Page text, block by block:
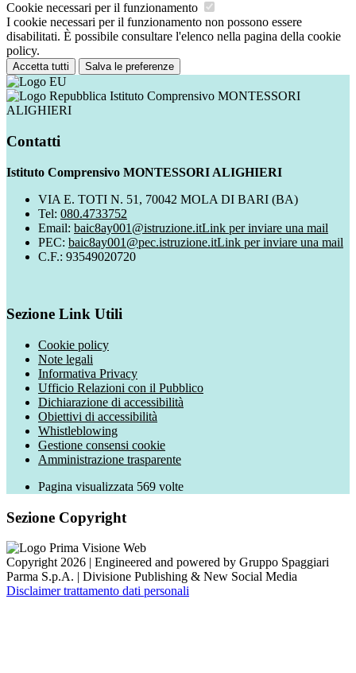
Cookie necessari per il funzionamento
I cookie necessari per il funzionamento non possono essere
disabilitati. È possibile consultare l'elenco nella pagina della cookie
policy.
Accetta tutti Salva le preferenze
Istituto Comprensivo MONTESSORI
ALIGHIERI
Contatti
Istituto Comprensivo MONTESSORI ALIGHIERI
VIA E. TOTI N. 51, 70042 MOLA DI BARI (BA)
Tel: 080.4733752
Email: baic8ay001@istruzione.itLink per inviare una mail
PEC: baic8ay001@pec.istruzione.itLink per inviare una mail
C.F.: 93549020720
Sezione Link Utili
Cookie policy
Note legali
Informativa Privacy
Ufficio Relazioni con il Pubblico
Dichiarazione di accessibilità
Obiettivi di accessibilità
Whistleblowing
Gestione consensi cookie
Amministrazione trasparente
Pagina visualizzata 569 volte
Sezione Copyright
Copyright 2026 | Engineered and powered by Gruppo Spaggiari
Parma S.p.A. | Divisione Publishing & New Social Media
Disclaimer trattamento dati personali